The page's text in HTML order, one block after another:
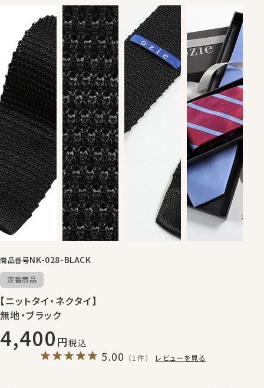
商品番号NK-028-BLACK
定番商品
【ニットタイ・ネクタイ】
無地・ブラック
4,400 税込
5.00 （1件） レビューを見る